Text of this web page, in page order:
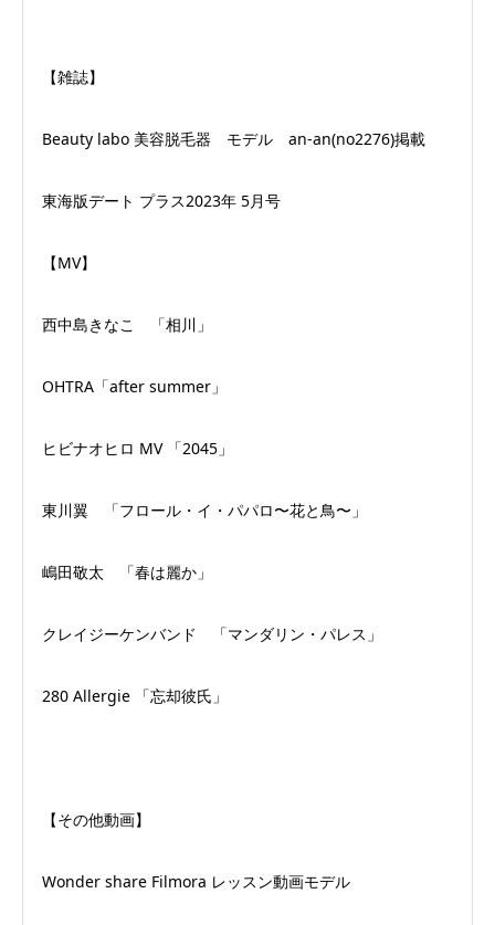
【雑誌】
Beauty labo 美容脱毛器 モデル an-an(no2276)掲載
東海版デート プラス2023年 5月号
【MV】
西中島きなこ 「相川」
OHTRA「after summer」
ヒビナオヒロ MV 「2045」
東川翼 「フロール・イ・パパロ〜花と鳥〜」
嶋田敬太 「春は麗か」
クレイジーケンバンド 「マンダリン・パレス」
280 Allergie 「忘却彼氏」
【その他動画】
Wonder share Filmora レッスン動画モデル